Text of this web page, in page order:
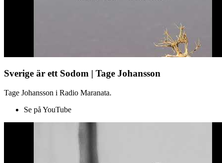
Sverige är ett Sodom | Tage Johansson
Tage Johansson i Radio Maranata.
Se på YouTube